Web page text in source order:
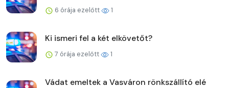
6 órája ezelőtt 1
Ki ismeri fel a két elkövetőt?
7 órája ezelőtt 1
Vádat emeltek a Vasváron rönkszállító elé